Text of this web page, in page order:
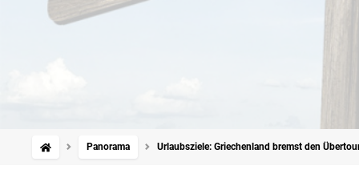
Panorama Urlaubsziele: Griechenland bremst den